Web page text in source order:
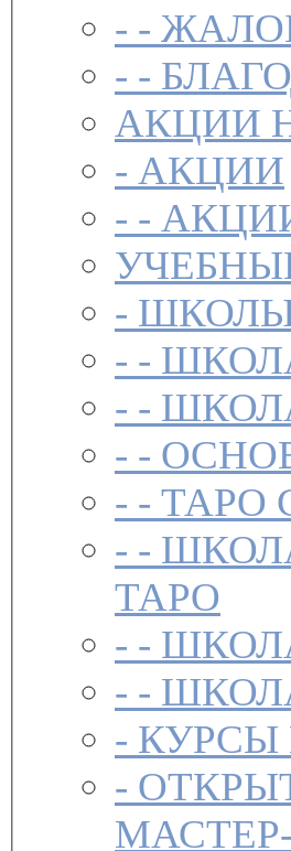
- -
- -
АКЦИИ
- АКЦИИ
- -
-
- -
- -
- -
- - ТАРО
- -
ТАРО
- -
- -
-
-